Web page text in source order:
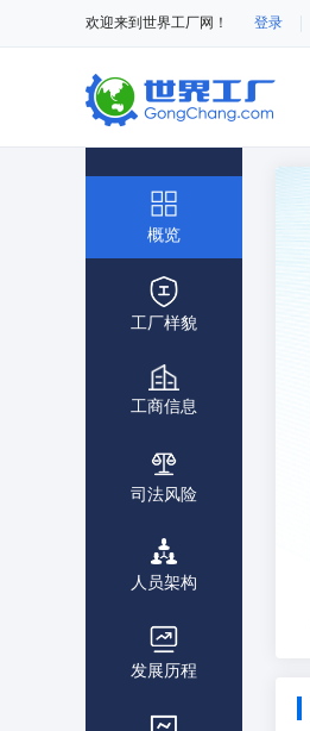
欢迎来到世界工厂网！ 登录
概览
工厂样貌
工商信息
司法风险
人员架构
发展历程